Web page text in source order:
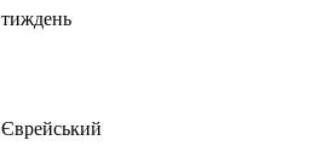
тиждень
Єврейський